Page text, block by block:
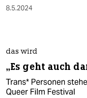
8.5.2024
das wird
„Es geht auch
Trans* Personen
Queer Film Festival